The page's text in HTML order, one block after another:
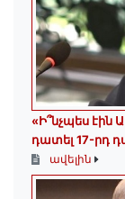
«Ի՞նչպես էին
դատել 17-րդ
ավելին